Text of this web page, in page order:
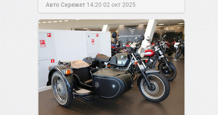
Авто Скрежет 14:20 02 окт 2025